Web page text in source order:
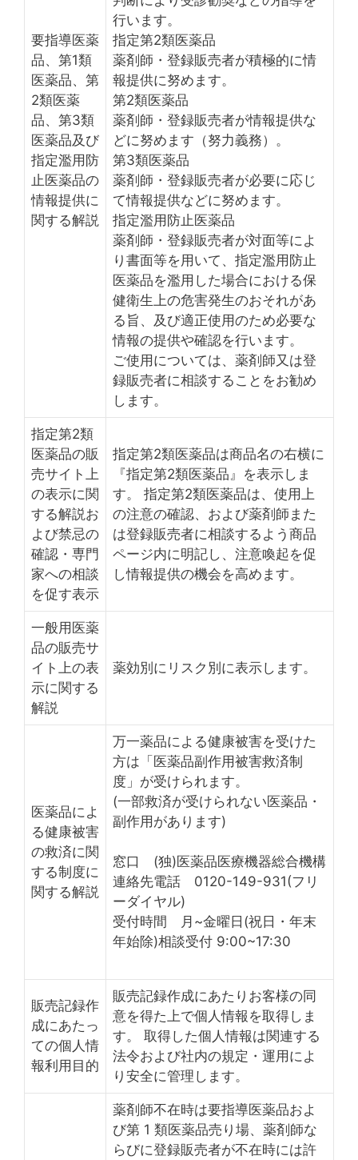
要指導医薬
品、第1類
医薬品、第
2類医薬
品、第3類
医薬品及び
指定濫用防
止医薬品の
情報提供に
関する解説
行います。
指定第2類医薬品
薬剤師・登録販売者が積極的に情
報提供に努めます。
第2類医薬品
薬剤師・登録販売者が情報提供な
どに努めます（努力義務）。
第3類医薬品
薬剤師・登録販売者が必要に応じ
て情報提供などに努めます。
指定濫用防止医薬品
薬剤師・登録販売者が対面等によ
り書面等を用いて、指定濫用防止
医薬品を濫用した場合における保
健衛生上の危害発生のおそれがあ
る旨、及び適正使用のため必要な
情報の提供や確認を行います。
ご使用については、薬剤師又は登
録販売者に相談することをお勧め
します。
指定第2類
医薬品の販
売サイト上
の表示に関
する解説お
よび禁忌の
確認・専門
家への相談
を促す表示
指定第2類医薬品は商品名の右横に
『指定第2類医薬品』を表示しま
す。 指定第2類医薬品は、使用上
の注意の確認、および薬剤師また
は登録販売者に相談するよう商品
ページ内に明記し、注意喚起を促
し情報提供の機会を高めます。
一般用医薬
品の販売サ
イト上の表
示に関する
解説
薬効別にリスク別に表示します。
医薬品によ
る健康被害
の救済に関
する制度に
関する解説
万一薬品による健康被害を受けた
方は「医薬品副作用被害救済制
度」が受けられます。
(一部救済が受けられない医薬品・
副作用があります)
窓口 (独)医薬品医療機器総合機構
連絡先電話 0120-149-931(フリ
ーダイヤル)
受付時間 月~金曜日(祝日・年末
年始除)相談受付 9:00~17:30
販売記録作
成にあたっ
ての個人情
報利用目的
販売記録作成にあたりお客様の同
意を得た上で個人情報を取得しま
す。 取得した個人情報は関連する
法令および社内の規定・運用によ
り安全に管理します。
薬剤師不在時は要指導医薬品およ
び第 1 類医薬品売り場、薬剤師な
らびに登録販売者が不在時には許